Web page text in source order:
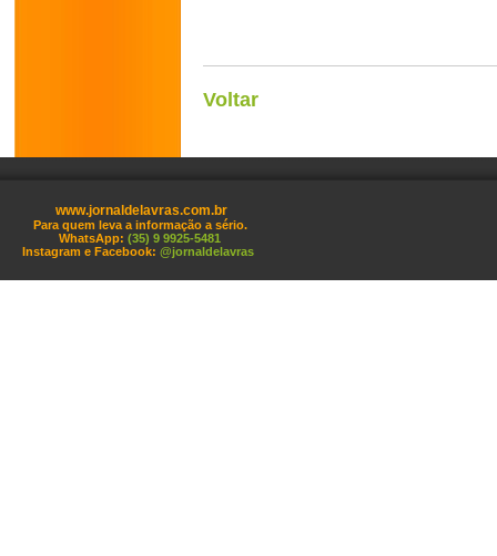
Voltar
www.jornaldelavras.com.br
Para quem leva a informação a sério.
WhatsApp: (35) 9 9925-5481
Instagram e Facebook: @jornaldelavras